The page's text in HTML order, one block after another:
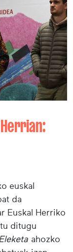
euskal
da
Euskal Herriko
ditugu
ahozko